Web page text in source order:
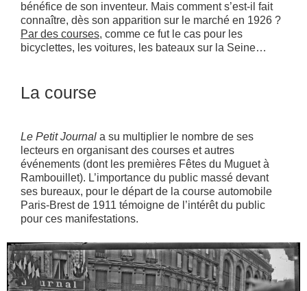
bénéfice de son inventeur. Mais comment s’est-il fait
connaître, dès son apparition sur le marché en 1926 ?
Par des courses, comme ce fut le cas pour les
bicyclettes, les voitures, les bateaux sur la Seine…
La course
Le Petit Journal a su multiplier le nombre de ses
lecteurs en organisant des courses et autres
événements (dont les premières Fêtes du Muguet à
Rambouillet). L’importance du public massé devant
ses bureaux, pour le départ de la course automobile
Paris-Brest de 1911 témoigne de l’intérêt du public
pour ces manifestations.